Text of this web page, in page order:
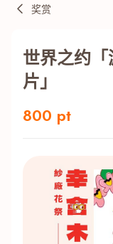
热门
最近搜寻纪录
奖赏
世界之约
片」
800 pt